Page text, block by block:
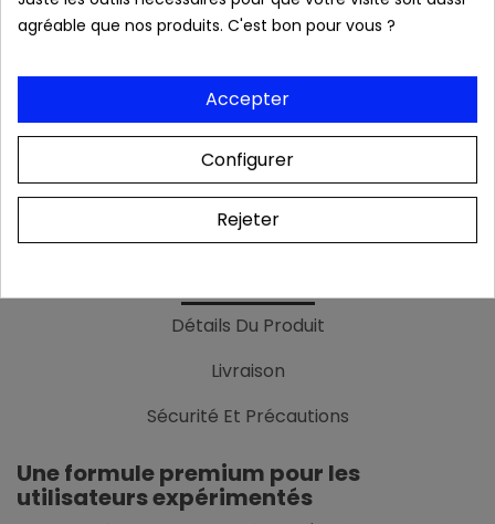
Frais de port OFFERTS dès 39 € (France
Colis & relevé bancaire neutres. Aucune mention
de notre boutique
Détails Du Produit
Livraison
Sécurité Et Précautions
Une formule premium pour les
utilisateurs expérimentés
agréable que nos produits. C'est bon pour vous ?
Accepter
Configurer
Rejeter